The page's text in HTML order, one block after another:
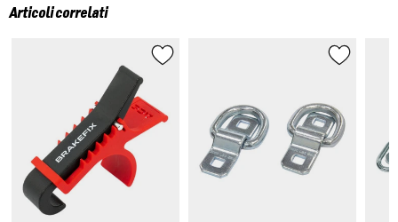
Articoli correlati